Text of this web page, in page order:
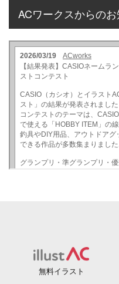
ACワークスからの
無料イラスト